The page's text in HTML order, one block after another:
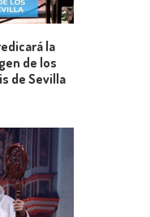
la
de los
de Sevilla